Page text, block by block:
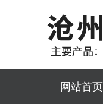
网站首页